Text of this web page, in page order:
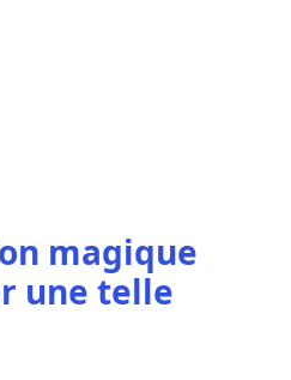
magique
une telle